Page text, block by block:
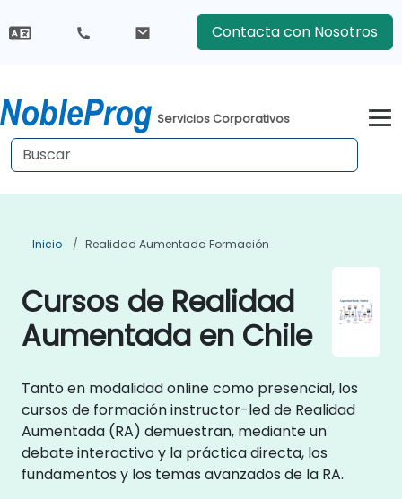
Contacta con Nosotros
Servicios Corporativos
Inicio Realidad Aumentada Formación
Cursos de Realidad
Aumentada en Chile
Tanto en modalidad online como presencial, los
cursos de formación instructor-led de Realidad
Aumentada (RA) demuestran, mediante un
debate interactivo y la práctica directa, los
fundamentos y los temas avanzados de la RA.